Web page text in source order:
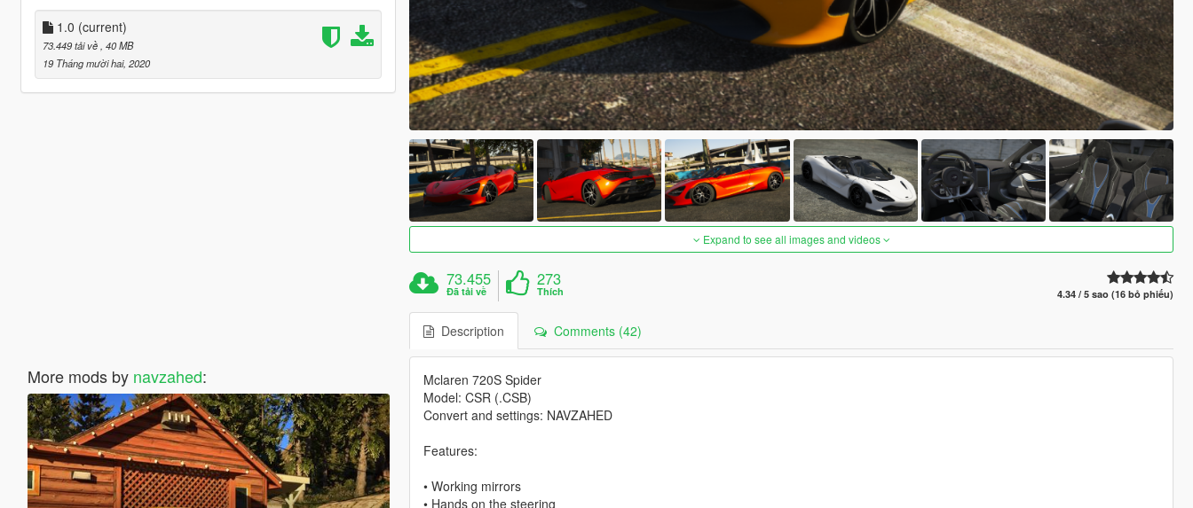
1.0 (current)
73.449 tải về , 40 MB
19 Tháng mười hai, 2020
More mods by navzahed:
Expand to see all images and videos
73.455
Đã tải về
273
Thích 4.34 / 5 sao (16 bỏ phiếu)
Description Comments (42)
Mclaren 720S Spider
Model: CSR (.CSB)
Convert and settings: NAVZAHED
Features:
• Working mirrors
• Hands on the steering